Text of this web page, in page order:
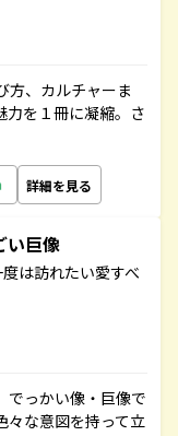
方、カルチャーま
力を１冊に凝縮。さ
詳細を見る
い巨像
は訪れたい愛すべ
でっかい像・巨像で
々な意図を持って立